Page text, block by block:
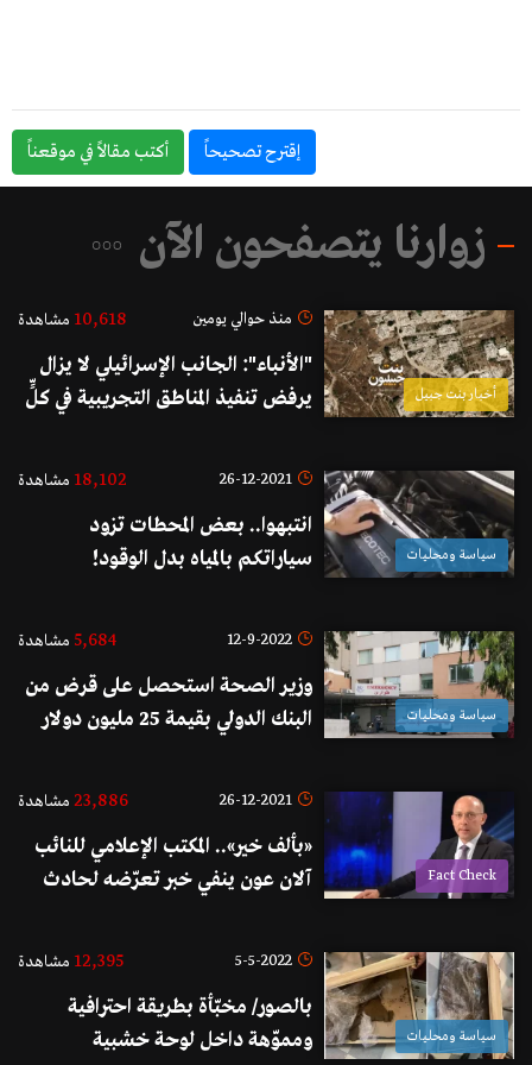
إقترح تصحيحاً أكتب مقالاً في موقعناً
زوارنا يتصفحون الآن
أخبار بنت جبيل
منذ حوالي يومين 10,618 مشاهدة
"الأنباء": الجانب الإسرائيلي لا يزال
يرفض تنفيذ المناطق التجريبية في كلٍّ
سياسة ومحليات
26-12-2021
18,102 مشاهدة
انتبهوا.. بعض المحطات تزود
سياراتكم بالمياه بدل الوقود!
سياسة ومحليات
12-9-2022
5,684 مشاهدة
وزير الصحة استحصل على قرض من
البنك الدولي بقيمة 25 مليون دولار
Fact Check
26-12-2021
23,886 مشاهدة
«بألف خير».. المكتب الإعلامي للنائب
آلان عون ينفي خبر تعرّضه لحادث
سياسة ومحليات
5-5-2022
12,395 مشاهدة
بالصور/ مخبّأة بطريقة احترافية
ومموّهة داخل لوحة خشبية